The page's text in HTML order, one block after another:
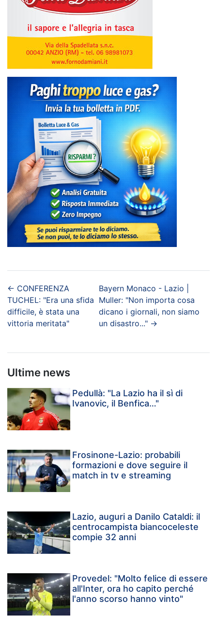
← CONFERENZA
TUCHEL: "Era una sfida
difficile, è stata una
vittoria meritata"
Bayern Monaco - Lazio |
Muller: "Non importa cosa
dicano i giornali, non siamo
un disastro..."→
Ultime news
Pedullà: "La Lazio ha il sì di
Ivanovic, il Benfica…"
Frosinone-Lazio: probabili
formazioni e dove seguire il
match in tv e streaming
Lazio, auguri a Danilo Cataldi: il
centrocampista biancoceleste
compie 32 anni
Provedel: "Molto felice di essere
all'Inter, ora ho capito perché
l'anno scorso hanno vinto"